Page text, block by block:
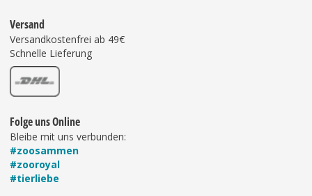
Versand
Versandkostenfrei ab 49€
Schnelle Lieferung
Folge uns Online
Bleibe mit uns verbunden:
#zoosammen
#zooroyal
#tierliebe